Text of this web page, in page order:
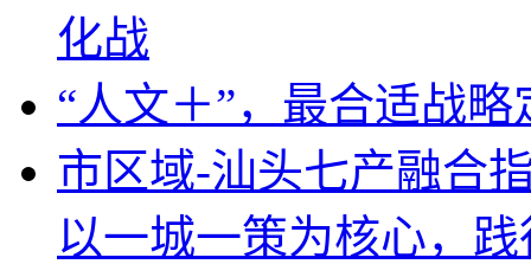
化战
“人文＋”，最合适战
市区域-汕头七产融合
以一城一策为核心，